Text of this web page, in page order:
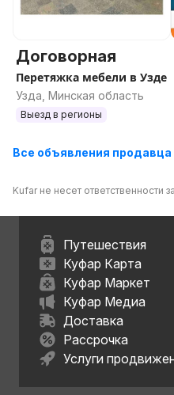
Договорная
Перетяжка мебели в Узде
Узда, Минская область
Выезд в регионы
Все объявления продавца
Kufar не несет ответственности
Путешествия
Куфар Карта
Куфар Маркет
Куфар Медиа
Доставка
Рассрочка
Услуги